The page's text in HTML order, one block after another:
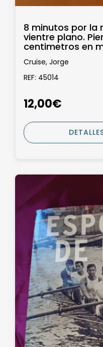
8 minutos por la
vientre plano.
centimetros en
Garantizado...
Cruise, Jorge
REF: 45014
12,00€